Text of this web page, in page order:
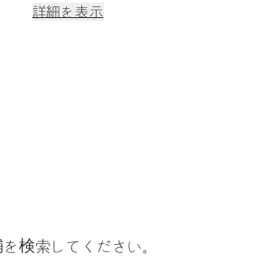
詳細を表示
検索してください。